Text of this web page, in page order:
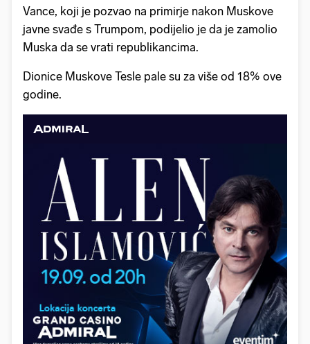
Vance, koji je pozvao na primirje nakon Muskove
javne svađe s Trumpom, podijelio je da je zamolio
Muska da se vrati republikancima.
Dionice Muskove Tesle pale su za više od 18% ove
godine.